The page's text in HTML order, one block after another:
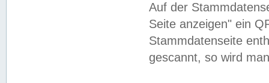
Auf der
Seite anzeigen" ein
Stammdatenseite
gescannt, so wird